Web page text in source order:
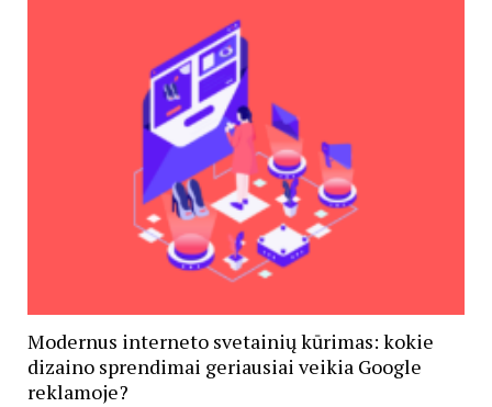
Modernus interneto svetainių kūrimas: kokie
dizaino sprendimai geriausiai veikia Google
reklamoje?